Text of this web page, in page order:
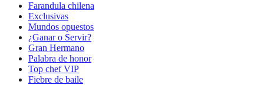
Farandula chilena
Exclusivas
Mundos opuestos
¿Ganar o Servir?
Gran Hermano
Palabra de honor
Top chef VIP
Fiebre de baile